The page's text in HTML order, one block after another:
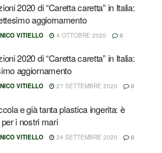
2020 di “Caretta caretta” in Italia:
aggiornamento
VITIELLO 4 OTTOBRE 2020 0
2020 di “Caretta caretta” in Italia:
aggiornamento
VITIELLO 27 SETTEMBRE 2020 0
e già tanta plastica ingerita: è
i nostri mari
VITIELLO 24 SETTEMBRE 2020 0